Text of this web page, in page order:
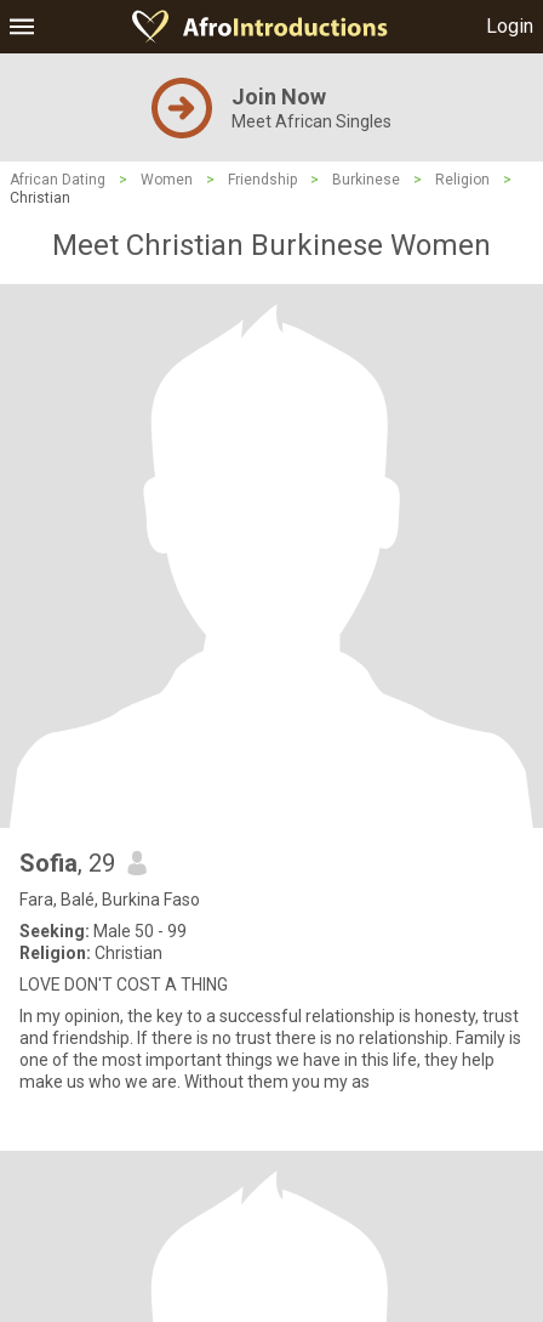
Login
Join Now
Meet African Singles
African Dating > Women > Friendship > Burkinese > Religion
>
Christian
Meet Christian Burkinese Women
Sofia, 29
Fara, Balé, Burkina Faso
Seeking: Male 50 - 99
Religion: Christian
LOVE DON'T COST A THING
In my opinion, the key to a successful relationship is honesty, trust
and friendship. If there is no trust there is no relationship. Family is
one of the most important things we have in this life, they help
make us who we are. Without them you my as